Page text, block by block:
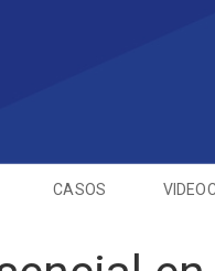
CASOS